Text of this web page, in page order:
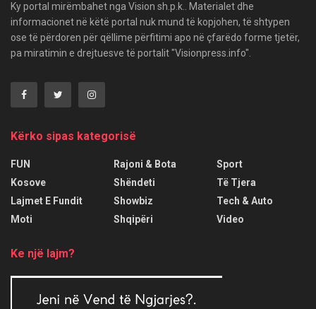
Ky portal mirëmbahet nga Vision sh.p.k.. Materialet dhe
informacionet në këtë portal nuk mund të kopjohen, të shtypen
ose të përdoren për qëllime përfitimi apo në çfarëdo forme tjetër,
pa miratimin e drejtuesve të portalit "Visionpress.info".
Kërko sipas kategorisë
FUN
Kosove
Lajmet E Fundit
Moti
Rajoni & Bota
Shëndeti
Showbiz
Shqipëri
Sport
Të Tjera
Tech & Auto
Video
Ke një lajm?